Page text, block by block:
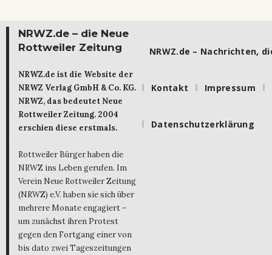
NRWZ.de – die Neue
Rottweiler Zeitung
NRWZ.de ist die Website der
NRWZ Verlag GmbH & Co. KG.
NRWZ, das bedeutet Neue
Rottweiler Zeitung. 2004
erschien diese erstmals.
Rottweiler Bürger haben die
NRWZ ins Leben gerufen. Im
Verein Neue Rottweiler Zeitung
(NRWZ) e.V. haben sie sich über
mehrere Monate engagiert –
um zunächst ihren Protest
gegen den Fortgang einer von
bis dato zwei Tageszeitungen
NRWZ.de – Nachrichten,
Kontakt Impressum
Datenschutzerklärung